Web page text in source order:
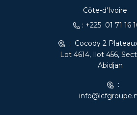
Côte-d'Ivoire
: +225 01 71 16
: Cocody 2
Lot 4614, Ilot 456,
Abidjan
: